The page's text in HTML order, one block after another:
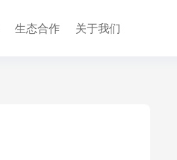
生态合作 关于我们